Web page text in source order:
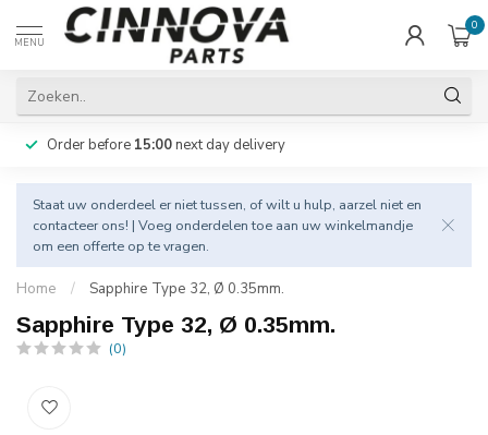
MENU
0
Order before 15:00next day delivery
Staat uw onderdeel er niet tussen, of wilt u hulp, aarzel niet en
contacteer ons! | Voeg onderdelen toe aan uw winkelmandje
om een offerte op te vragen.
Home / Sapphire Type 32, Ø 0.35mm.
Sapphire Type 32, Ø 0.35mm.
(0)